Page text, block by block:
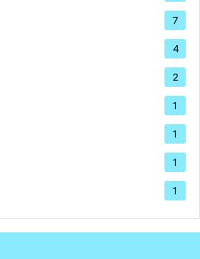
7
4
2
1
1
1
1